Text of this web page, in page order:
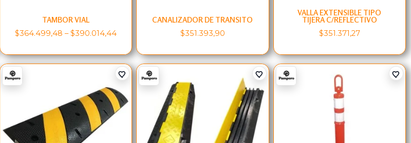
TAMBOR VIAL
$364.499,48 – $390.014,44
CANALIZADOR DE TRANSITO
$351.393,90
VALLA EXTENSIBLE TIPO
TIJERA C/REFLECTIVO
$351.371,27